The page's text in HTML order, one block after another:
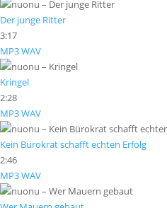
Der junge Ritter
3:17
MP3WAV
Kringel
2:28
MP3WAV
Kein Bürokrat schafft echten Erfolg
2:46
MP3WAV